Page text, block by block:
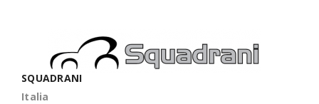
SQUADRANI
Italia